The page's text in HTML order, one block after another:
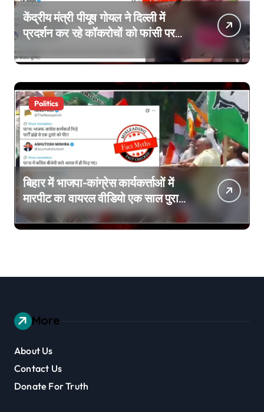
केंद्रीय मंत्री पीयूष गोयल ने दिल्ली में
प्रदर्शन कर रहे कॉकरोचों को फांसी पर
लटकाने की बात नहीं की, वायरल वीडियो
AI जेनरेटेड है
Politics
बिहार में भाजपा-कांग्रेस कार्यकर्त्ताओं में
मारपीट का वायरल वीडियो एक साल पुराना
है
More
About Us
Contact Us
Donate For Truth